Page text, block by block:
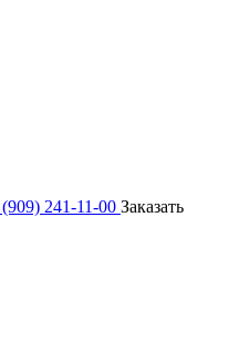
241-11-00 Заказать